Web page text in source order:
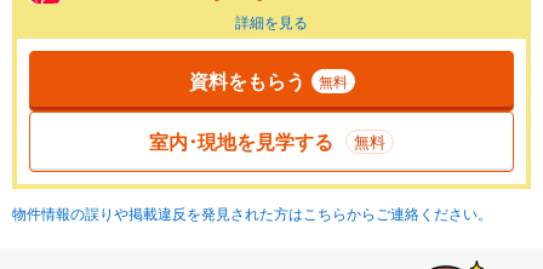
詳細を見る
資料をもらう 無料
室内･現地を見学する 無料
物件情報の誤りや掲載違反を発見された方はこちらからご連絡ください。